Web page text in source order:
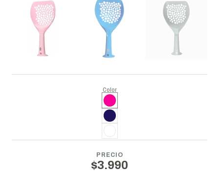
Color
PRECIO
$3.990